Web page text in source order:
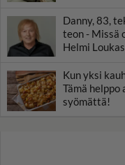
Danny, 83,
teon - Missä
Helmi
Kun yksi
Tämä helppo
syömättä!